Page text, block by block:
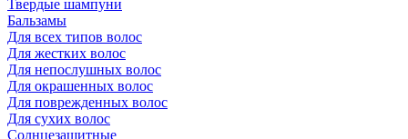
Твердые шампуни
Бальзамы
Для всех типов волос
Для жестких волос
Для непослушных волос
Для окрашенных волос
Для поврежденных волос
Для сухих волос
Солнцезащитные